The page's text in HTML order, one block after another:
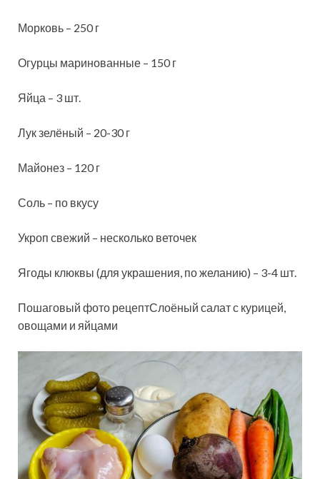
Морковь – 250 г
Огурцы маринованные – 150 г
Яйца – 3 шт.
Лук зелёный – 20-30 г
Майонез – 120 г
Соль – по вкусу
Укроп свежий – несколько веточек
Ягоды клюквы (для украшения, по желанию) – 3-4 шт.
Пошаговый фото рецептСлоёный салат с курицей,
овощами и яйцами